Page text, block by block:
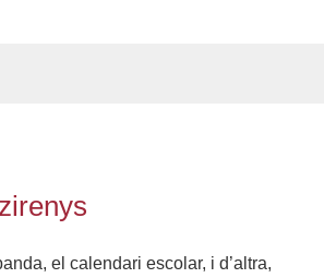
el calendari escolar, i d’altra,